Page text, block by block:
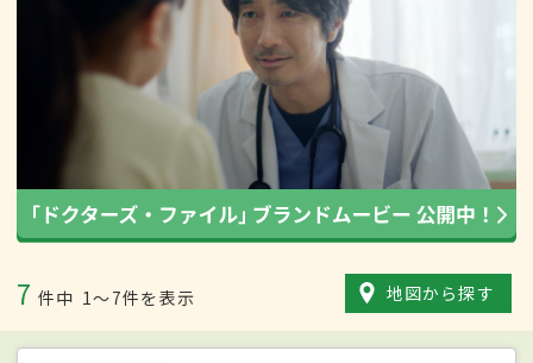
7 件中 1〜7件を表示 地図から探す